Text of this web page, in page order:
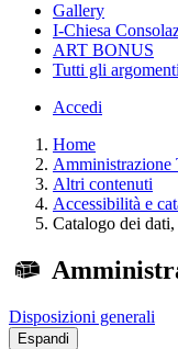
Gallery
I-Chiesa
ART BONUS
Tutti gli
Accedi
Home
Amministrazione
Altri contenuti
Accessibilità e
Catalogo dei
Disposizioni generali
Espandi